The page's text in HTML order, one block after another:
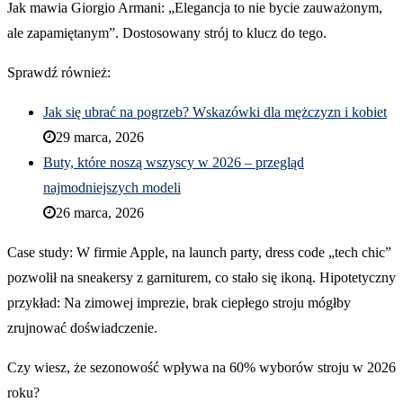
Jak mawia Giorgio Armani: „Elegancja to nie bycie zauważonym,
ale zapamiętanym”. Dostosowany strój to klucz do tego.
Sprawdź również:
Jak się ubrać na pogrzeb? Wskazówki dla mężczyzn i kobiet
29 marca, 2026
Buty, które noszą wszyscy w 2026 – przegląd
najmodniejszych modeli
26 marca, 2026
Case study: W firmie Apple, na launch party, dress code „tech chic”
pozwolił na sneakersy z garniturem, co stało się ikoną. Hipotetyczny
przykład: Na zimowej imprezie, brak ciepłego stroju mógłby
zrujnować doświadczenie.
Czy wiesz, że sezonowość wpływa na 60% wyborów stroju w 2026
roku?